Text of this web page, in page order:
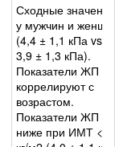
Сходные значения
у мужчин и
(4,4 ± 1,1 кПа vs
3,9 ± 1,3 кПа).
Показатели ЖП не
коррелируют с
возрастом.
Показатели ЖП
ниже при ИМТ <